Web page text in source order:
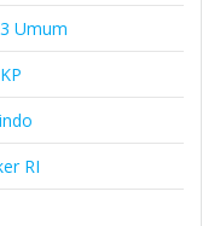
Umum
RI